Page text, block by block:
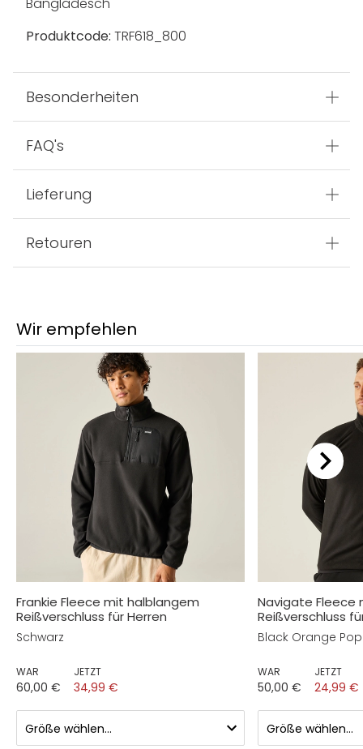
Bangladesch
Produktcode: TRF618_800
Besonderheiten
FAQ's
Lieferung
Retouren
Wir empfehlen
Frankie Fleece mit halblangem
Reißverschluss für Herren
Schwarz
WAR
60,00 €
JETZT
34,99 €
Navigate Fleece
Reißverschluss
Black Orange Pop
WAR
50,00 €
JETZT
24,99 €